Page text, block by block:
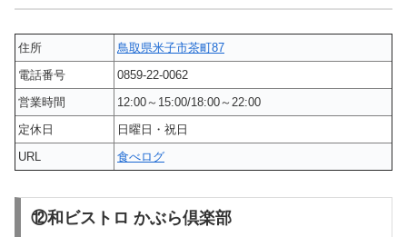
住所
鳥取県米子市茶町87
電話番号
0859-22-0062
営業時間
12:00～15:00/18:00～22:00
定休日
日曜日・祝日
URL
食べログ
⑫和ビストロ かぶら倶楽部